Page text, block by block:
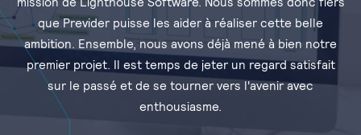
que Previder puisse les aider à réaliser cette belle
ambition. Ensemble, nous avons déjà mené à bien notre
premier projet. Il est temps de jeter un regard satisfait
sur le passé et de se tourner vers l'avenir avec
enthousiasme.